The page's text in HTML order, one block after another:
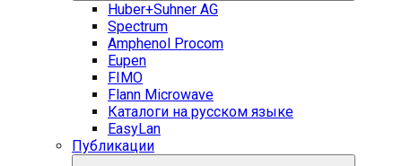
Huber+Suhner AG
Spectrum
Amphenol Procom
Eupen
FIMO
Flann Microwave
Каталоги на русском языке
EasyLan
Публикации